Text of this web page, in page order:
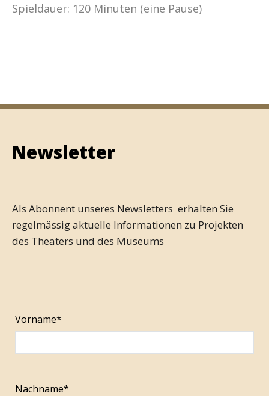
Spieldauer: 120 Minuten (eine Pause)
Newsletter
Als Abonnent unseres Newsletters erhalten Sie
regelmässig aktuelle Informationen zu Projekten
des Theaters und des Museums
Vorname*
Nachname*